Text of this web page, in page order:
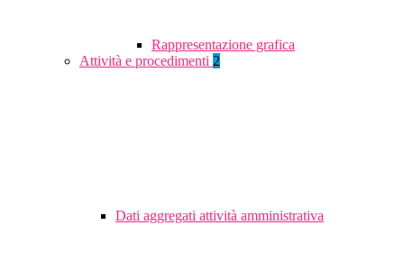
Rappresentazione grafica
Attività e procedimenti 2
Dati aggregati attività amministrativa